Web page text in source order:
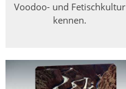
Voodoo- und Fetischkultur
kennen.